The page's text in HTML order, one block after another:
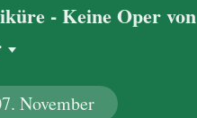
- Keine Oper von
November